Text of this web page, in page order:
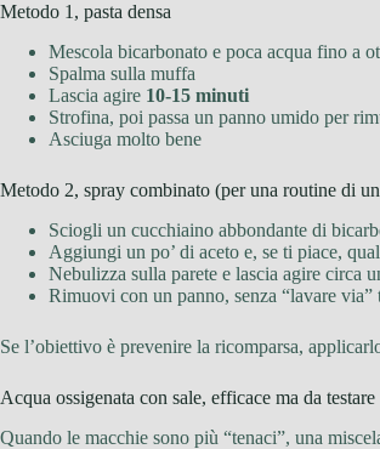
Metodo 1, pasta densa
Mescola bicarbonato e poca acqua fino a
Spalma sulla muffa
Lascia agire 10-15 minuti
Strofina, poi passa un panno umido per
Asciuga molto bene
Metodo 2, spray combinato (per una routine di
Sciogli un cucchiaino abbondante di
Aggiungi un po’ di aceto e, se ti piace,
Nebulizza sulla parete e lascia agire circa
Rimuovi con un panno, senza “lavare
Se l’obiettivo è prevenire la ricomparsa,
Acqua ossigenata con sale, efficace ma da testare
Quando le macchie sono più “tenaci”, una